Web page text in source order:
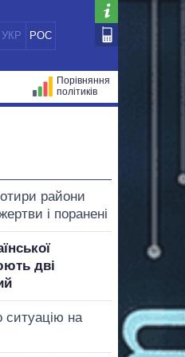
УКР РОС
Порівняння
політиків
райони
і поранені
дві
на